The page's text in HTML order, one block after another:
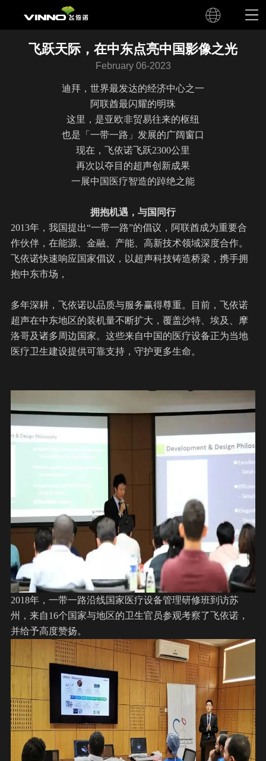
飞跃天际，在中东点亮中国影像之光
February 06-2023
迪拜，世界最发达的经济中心之一
阿联酋最闪耀的明珠
这里，是亚欧非贸易往来的枢纽
也是「一带一路」发展的广阔窗口
现在， 飞依诺飞跃2300公里
再次以夺目的超声创新成果
一展中国医疗智造的踔绝之能
拥抱机遇，与国同行
2013年，我国提出“一带一路”的倡议，阿联酋成为重要合
作伙伴，在能源、金融、产能、高新技术领域深度合作。
飞依诺快速响应国家倡议，以超声科技铸造桥梁，携手拥
抱中东市场，
多年深耕，飞依诺以品质与服务赢得尊重。目前， 飞依诺
超声在中东地区的装机量不断扩大，覆盖沙特、埃及、摩
洛哥及诸多周边国家。这些来自中国的医疗设备正为当地
医疗卫生建设提供可靠支持，守护更多生命。
2018年，一带一路沿线国家医疗设备管理研修班到访苏
州，来自16个国家与地区的卫生官员参观考察了飞依诺，
并给予高度赞扬。